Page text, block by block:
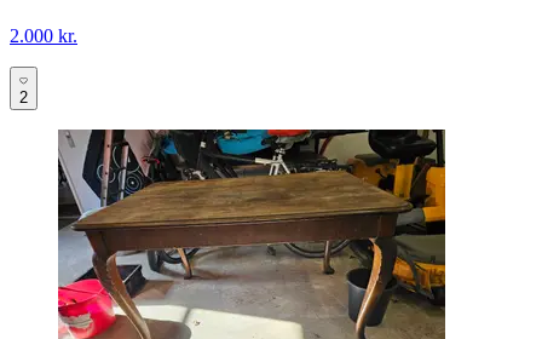
2.000 kr.
2